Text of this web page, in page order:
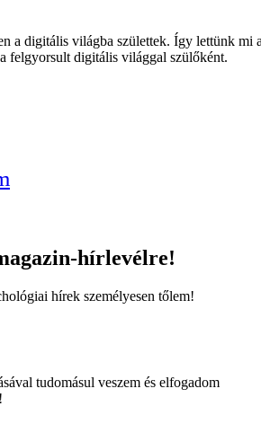
a digitális világba születtek. Így lettünk mi
felgyorsult digitális világgal szülőként.
hírlevélre!
hírek személyesen tőlem!
tudomásul veszem és elfogadom
!